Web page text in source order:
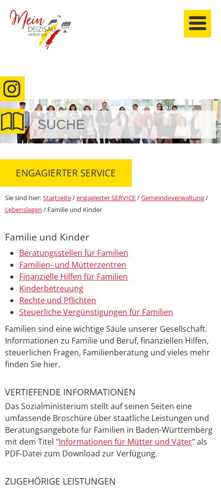
anmelden
ENGAGIERTER SERVICE
Sie sind hier:Startseite/engagierter SERVICE/Gemeindeverwaltung/
Lebenslagen / Familie und Kinder
Familie und Kinder
Beratungsstellen für Familien
Familien- und Mütterzentren
Finanzielle Hilfen für Familien
Kinderbetreuung
Rechte und Pflichten
Steuerliche Vergünstigungen für Familien
Familien sind eine wichtige Säule unserer Gesellschaft.
Informationen zu Familie und Beruf, finanziellen Hilfen,
steuerlichen Fragen, Familienberatung und vieles mehr
finden Sie hier.
VERTIEFENDE INFORMATIONEN
Das Sozialministerium stellt auf seinen Seiten eine
umfassende Broschüre über staatliche Leistungen und
Beratungsangebote für Familien in Baden-Württemberg
mit dem Titel "Informationen für Mütter und Väter" als
PDF-Datei zum Download zur Verfügung.
ZUGEHÖRIGE LEISTUNGEN